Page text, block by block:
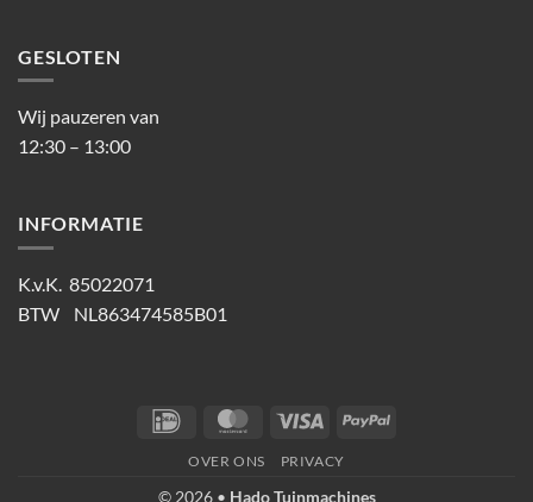
GESLOTEN
Wij pauzeren van
12:30 – 13:00
INFORMATIE
K.v.K. 85022071
BTW NL863474585B01
IDeal MasterCard
Visa PayPal
OVER ONS PRIVACY
© 2026 • Hado Tuinmachines